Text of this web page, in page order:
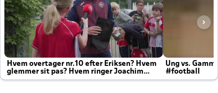
Hvem overtager nr.10 efter Eriksen? Hvem
glemmer sit pas? Hvem ringer Joachim
altid til efter kampe?
Ung vs.
#football